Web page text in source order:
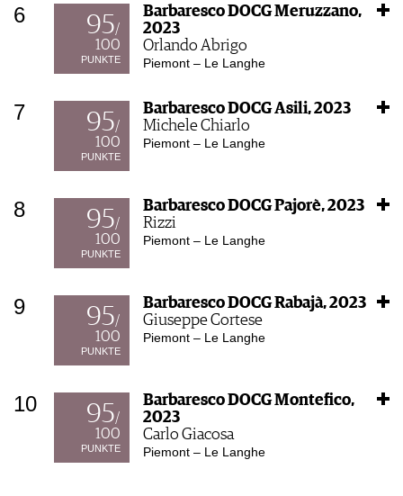
6 95/
100
PUNKTE
Barbaresco DOCG Meruzzano,
2023
Orlando Abrigo
Piemont – Le Langhe
7 95/
100
PUNKTE
Barbaresco DOCG Asili, 2023
Michele Chiarlo
Piemont – Le Langhe
8 95/
100
PUNKTE
Barbaresco DOCG Pajorè, 2023
Rizzi
Piemont – Le Langhe
9 95/
100
PUNKTE
Barbaresco DOCG Rabajà, 2023
Giuseppe Cortese
Piemont – Le Langhe
10 95/
100
PUNKTE
Barbaresco DOCG Montefico,
2023
Carlo Giacosa
Piemont – Le Langhe